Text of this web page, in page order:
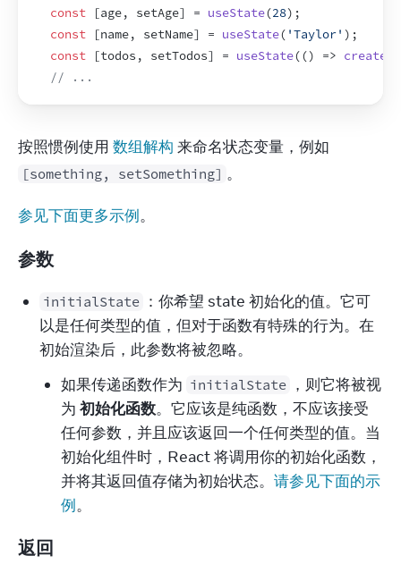
const
[age, setAge] = useState(28) ;
const
[name, setName] = useState( 'Taylor' ) ;
const
[todos , setTodos] = useState(() =>
// ...
按照惯例使用 数组解构
[something, setSomething] 。
参见下面更多示例。
参数
initialState ：你希望 state 初始化的值。它可
以是任何类型的值，但对于函数有特殊的行为。在
初始渲染后，此参数将被忽略。
如果传递函数作为 initialState ，则它将被视
为 初始化函数。它应该是纯函数，不应该接受
任何参数，并且应该返回一个任何类型的值。当
初始化组件时，React 将调用你的初始化函数，
并将其返回值存储为初始状态。 请参见下面的示
例。
返回